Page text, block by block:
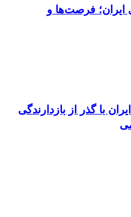
ایران؛ فرصت‌ها و
با گذر از بازدارندگی